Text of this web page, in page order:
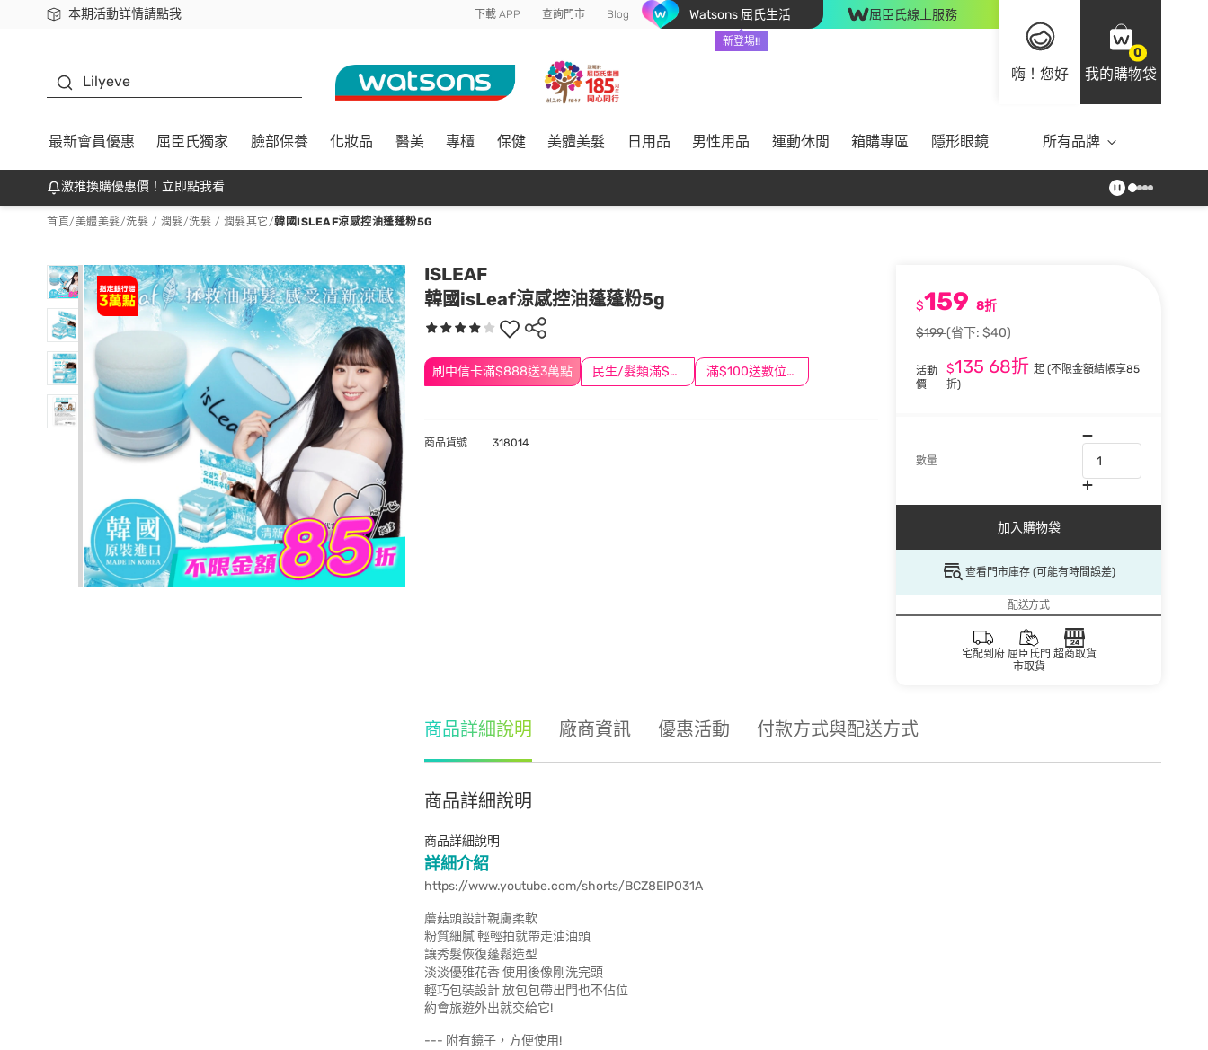
本期活動詳情請點我
下載app最高回饋$350 下載 APP 查詢門市 Blog Watsons 屈氏生活
新登場!!
屈臣氏線上服務
嗨！您好
0
我的購物袋
Lilyeve
最新會員優惠 屈臣氏獨家 臉部保養 化妝品 醫美 專櫃 保健 美體美髮 日用品 男性用品 運動休閒 箱購專區 隱形眼鏡 所有品牌
激推換購優惠價！立即點我看
首頁/美體美髮/洗髮 / 潤髮/洗髮 / 潤髮其它/韓國ISLEAF涼感控油蓬蓬粉5G
ISLEAF
韓國isLeaf涼感控油蓬蓬粉5g
刷中信卡滿$888送3萬點 民生/髮類滿$388送舒潔冰巾 滿$100送數位印花
$159 8折
$199(省下: $40)
活動
價
$135 68折 起 (不限金額結帳享85
折)
數量
加入購物袋
查看門市庫存 (可能有時間誤差)
配送方式
宅配到府 屈臣氏門
市取貨
超商取貨
商品貨號 318014
商品詳細說明 廠商資訊 優惠活動 付款方式與配送方式
商品詳細說明
商品詳細說明
詳細介紹
https://www.youtube.com/shorts/BCZ8ElP031A
蘑菇頭設計親膚柔軟
粉質細膩 輕輕拍就帶走油油頭
讓秀髮恢復蓬鬆造型
淡淡優雅花香 使用後像剛洗完頭
輕巧包裝設計 放包包帶出門也不佔位
約會旅遊外出就交給它!
--- 附有鏡子，方便使用!